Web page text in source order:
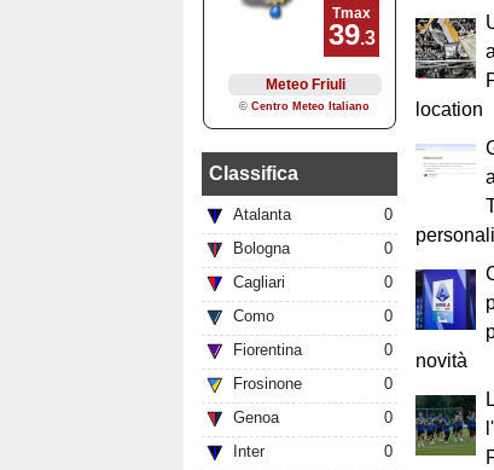
Classifica
Atalanta
0
Bologna
0
Cagliari
0
Como
0
Fiorentina
0
Frosinone
0
Genoa
0
Inter
0
location
novità